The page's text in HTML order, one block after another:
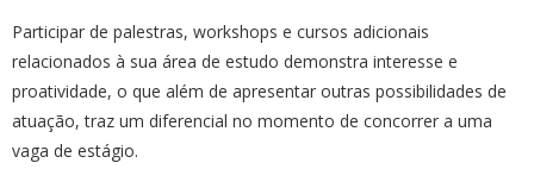
Participar de palestras, workshops e cursos adicionais
relacionados à sua área de estudo demonstra interesse e
proatividade, o que além de apresentar outras possibilidades de
atuação, traz um diferencial no momento de concorrer a uma
vaga de estágio.